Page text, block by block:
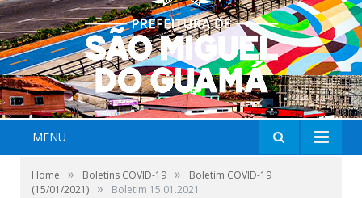
MENU
Home » Boletins COVID-19 »
Boletim COVID-19
(15/01/2021) » Boletim 15.01.2021